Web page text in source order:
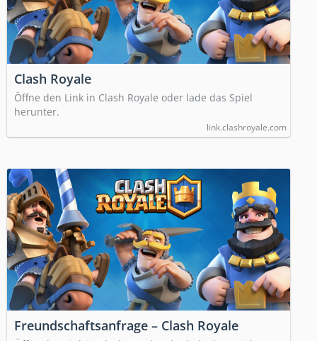
Clash Royale
Öffne den Link in Clash Royale oder lade das Spiel
herunter.
link.clashroyale.com
Freundschaftsanfrage – Clash Royale